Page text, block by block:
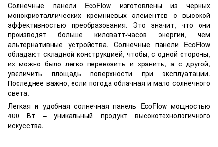
Солнечные панели EcoFlow изготовлены из черных
монокристаллических кремниевых элементов с высокой
эффективностью преобразования. Это значит, что они
производят больше киловатт-часов энергии, чем
альтернативные устройства. Солнечные панели EcoFlow
обладают складной конструкцией, чтобы, с одной стороны,
их можно было легко перевозить и хранить, а с другой,
увеличить площадь поверхности при эксплуатации.
Последнее важно, если погода облачная и мало солнечного
света.
Легкая и удобная солнечная панель EcoFlow мощностью
400 Вт – уникальный продукт высокотехнологичного
искусства.